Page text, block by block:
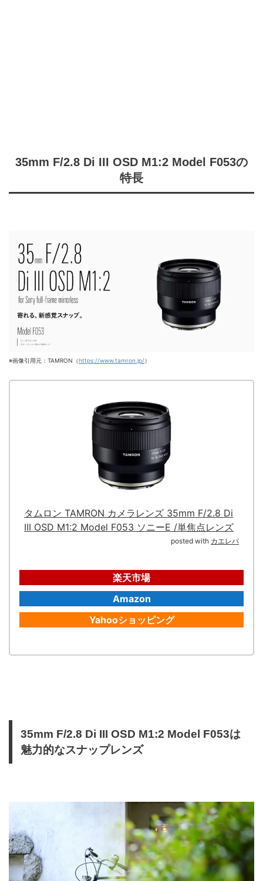
35mm F/2.8 Di III OSD M1:2 Model F053の
特長
※画像引用元：TAMRON（https://www.tamron.jp/）
タムロン TAMRON カメラレンズ 35mm F/2.8 Di
III OSD M1:2 Model F053 ソニーE /単焦点レンズ
posted with カエレバ
楽天市場
Amazon
Yahooショッピング
35mm F/2.8 Di III OSD M1:2 Model F053は
魅力的なスナップレンズ